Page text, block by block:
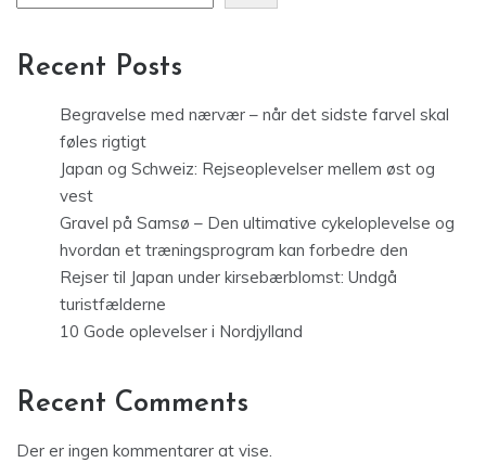
Recent Posts
Begravelse med nærvær – når det sidste farvel skal
føles rigtigt
Japan og Schweiz: Rejseoplevelser mellem øst og
vest
Gravel på Samsø – Den ultimative cykeloplevelse og
hvordan et træningsprogram kan forbedre den
Rejser til Japan under kirsebærblomst: Undgå
turistfælderne
10 Gode oplevelser i Nordjylland
Recent Comments
Der er ingen kommentarer at vise.